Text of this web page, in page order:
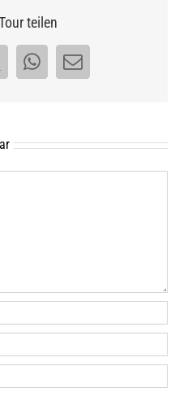
teilen
WhatsApp
E-